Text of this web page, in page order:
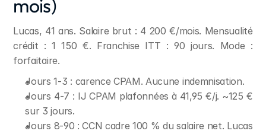
mois)
Lucas, 41 ans. Salaire brut : 4 200 €/mois. Mensualité
crédit : 1 150 €. Franchise ITT : 90 jours. Mode :
forfaitaire.
Jours 1-3 : carence CPAM. Aucune indemnisation.
Jours 4-7 : IJ CPAM plafonnées à 41,95 €/j. ~125 €
sur 3 jours.
Jours 8-90 : CCN cadre 100 % du salaire net. Lucas